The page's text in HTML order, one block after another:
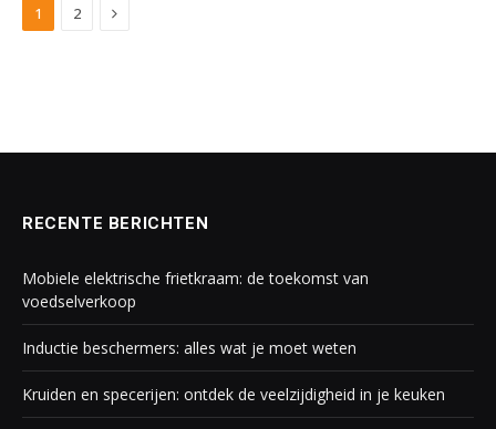
1 2 Next
RECENTE BERICHTEN
Mobiele elektrische frietkraam: de toekomst van
voedselverkoop
Inductie beschermers: alles wat je moet weten
Kruiden en specerijen: ontdek de veelzijdigheid in je keuken